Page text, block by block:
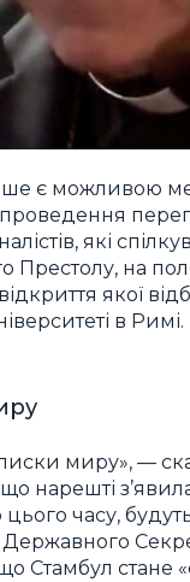
є можливою
які
на
якої
в
миру», —
нарешті
часу,
Стамбул